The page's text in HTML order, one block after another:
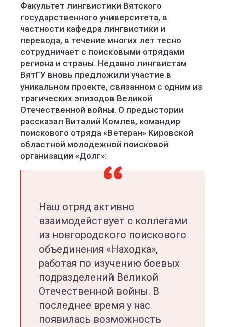
Факультет лингвистики Вятского
государственного университета, в
частности кафедра лингвистики и
перевода, в течение многих лет тесно
сотрудничает с поисковыми отрядами
региона и страны. Недавно лингвистам
ВятГУ вновь предложили участие в
уникальном проекте, связанном с одним из
трагических эпизодов Великой
Отечественной войны. О предыстории
рассказал Виталий Комлев, командир
поискового отряда «Ветеран» Кировской
областной молодежной поисковой
организации «Долг»:
Наш отряд активно
взаимодействует с коллегами
из новгородского поискового
объединения «Находка»,
работая по изучению боевых
подразделений Великой
Отечественной войны. В
последнее время у нас
появилась возможность